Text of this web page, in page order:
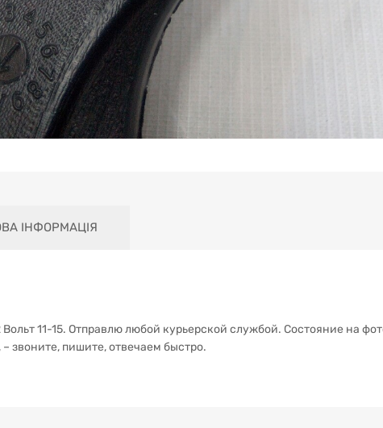
ІНФОРМАЦІЯ
11-15. Отправлю любой курьерской службой. Состояние на
звоните, пишите, отвечаем быстро.